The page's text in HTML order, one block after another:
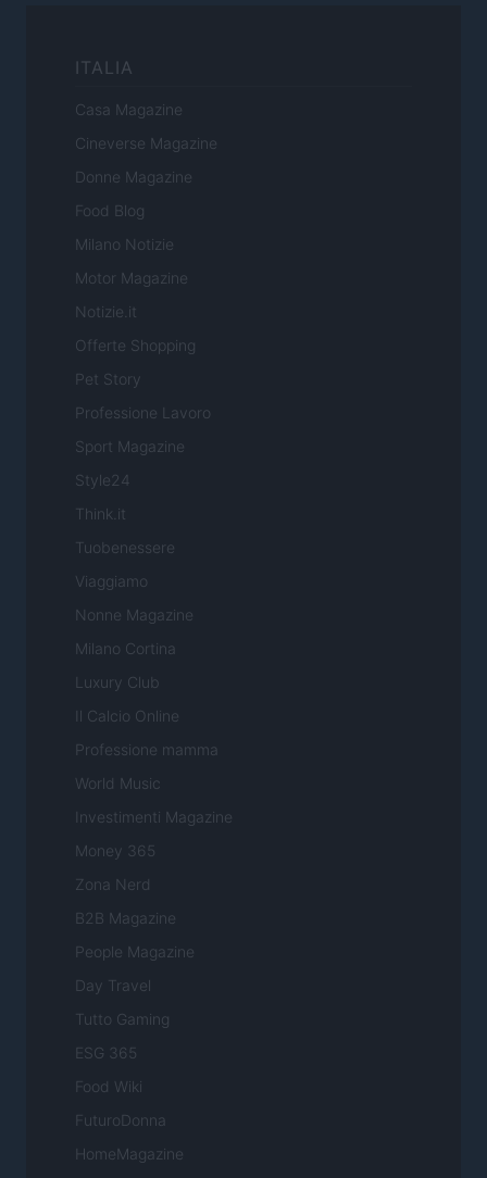
ITALIA
Casa Magazine
Cineverse Magazine
Donne Magazine
Food Blog
Milano Notizie
Motor Magazine
Notizie.it
Offerte Shopping
Pet Story
Professione Lavoro
Sport Magazine
Style24
Think.it
Tuobenessere
Viaggiamo
Nonne Magazine
Milano Cortina
Luxury Club
Il Calcio Online
Professione mamma
World Music
Investimenti Magazine
Money 365
Zona Nerd
B2B Magazine
People Magazine
Day Travel
Tutto Gaming
ESG 365
Food Wiki
FuturoDonna
HomeMagazine